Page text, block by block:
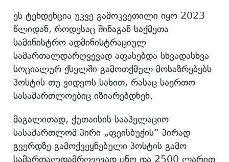
ეს ტენდენცია უკვე გამოკვეთილი იყო 2023
წლიდან, როდესაც შინაგან საქმეთა
სამინისტრო ადმინისტრაციულ
სამართალდარღვევად აფასებდა სხვადასხვა
სოციალურ ქსელში გამოთქმულ მოსაზრებებს
პოსტის თუ ვიდეოს სახით, რასაც საერთო
სასამართლოებიც იზიარებდნენ.
მაგალითად, ქუთაისის სააპელაციო
სასამართლომ პირი „ფეისბუქის“ პირად
გვერდზე გამოქვეყნებული პოსტის გამო
სამართალდამრღვევად ცნო და 2500 ლარით